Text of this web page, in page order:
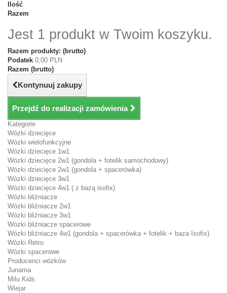
Ilość
Razem
Jest 1 produkt w Twoim koszyku.
Razem produkty: (brutto)
Podatek 0,00 PLN
Razem (brutto)
Kontynuuj zakupy
Przejdź do realizacji zamówienia
Kategorie
Wózki dziecięce
Wózki wielofunkcyjne
Wózki dziecięce 1w1
Wózki dziecięce 2w1 (gondola + fotelik samochodowy)
Wózki dziecięce 2w1 (gondola + spacerówka)
Wózki dziecięce 3w1
Wózki dziecięce 4w1 ( z bazą isofix)
Wózki bliźniacze
Wózki bliźniacze 2w1
Wózki bliźniacze 3w1
Wózki bliźniacze spacerowe
Wózki bliźniacze 4w1 (gondola + spacerówka + fotelik + baza Isofix)
Wózki Retro
Wózki spacerowe
Producenci wózków
Junama
Milu Kids
Wiejar